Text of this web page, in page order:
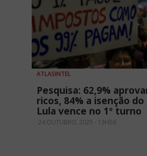
ATLASINTEL
Pesquisa: 62,9%
ricos, 84% a isenção do
Lula vence no 1º turno
24 OUTUBRO, 2025 - 13H56